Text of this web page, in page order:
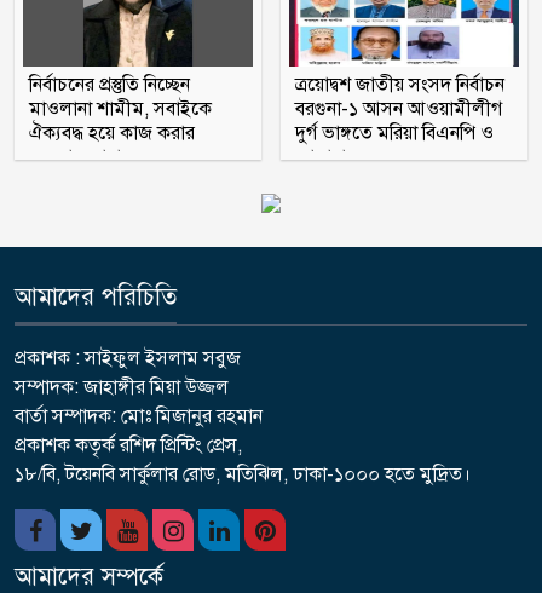
নির্বাচনের প্রস্তুতি নিচ্ছেন
মাওলানা শামীম, সবাইকে
ঐক্যবদ্ধ হয়ে কাজ করার
অহব্বান জানান
ত্রয়োদ্বশ জাতীয় সংসদ নির্বাচন
বরগুনা-১ আসন আওয়ামীলীগ
দুর্গ ভাঙ্গতে মরিয়া বিএনপি ও
জামায়াত
আমাদের পরিচিতি
প্রকাশক : সাইফুল ইসলাম সবুজ
সম্পাদক: জাহাঙ্গীর মিয়া উজ্জল
বার্তা সম্পাদক: মোঃ মিজানুর রহমান
প্রকাশক কতৃর্ক রশিদ প্রিন্টিং প্রেস,
১৮/বি, টয়েনবি সার্কুলার রোড, মতিঝিল, ঢাকা-১০০০ হতে মুদ্রিত।
আমাদের সম্পর্কে